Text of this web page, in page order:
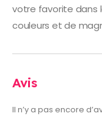
votre favorite dans
couleurs et de
Avis
Il n’y a pas encore